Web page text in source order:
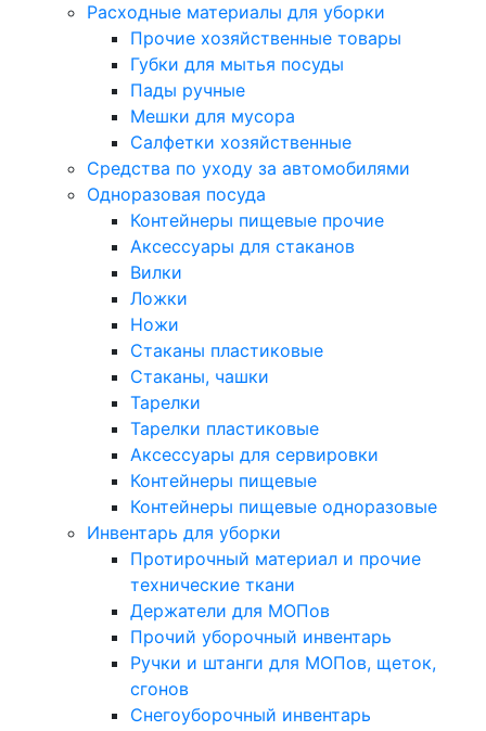
Расходные материалы для уборки
Прочие хозяйственные товары
Губки для мытья посуды
Пады ручные
Мешки для мусора
Салфетки хозяйственные
Средства по уходу за автомобилями
Одноразовая посуда
Контейнеры пищевые прочие
Аксессуары для стаканов
Вилки
Ложки
Ножи
Стаканы пластиковые
Стаканы, чашки
Тарелки
Тарелки пластиковые
Аксессуары для сервировки
Контейнеры пищевые
Контейнеры пищевые одноразовые
Инвентарь для уборки
Протирочный материал и прочие
технические ткани
Держатели для МОПов
Прочий уборочный инвентарь
Ручки и штанги для МОПов, щеток,
сгонов
Снегоуборочный инвентарь